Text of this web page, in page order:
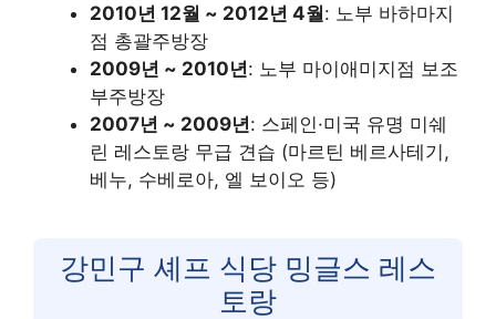
2010년 12월 ~ 2012년 4월: 노부 바하마지
점 총괄주방장
2009년 ~ 2010년: 노부 마이애미지점 보조
부주방장
2007년 ~ 2009년: 스페인·미국 유명 미쉐
린 레스토랑 무급 견습 (마르틴 베르사테기,
베누, 수베로아, 엘 보이오 등)
강민구 셰프 식당 밍글스 레스
토랑